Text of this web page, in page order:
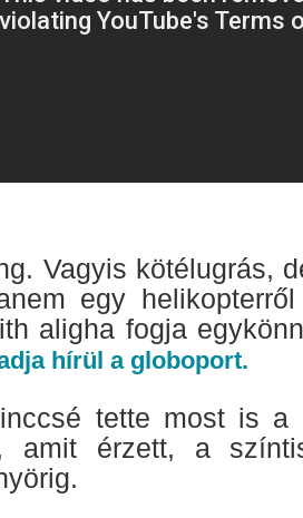
Vagyis kötélugrás,
egy
aligha fogja
hírül a globoport.
tette most is a
amit érzett, a